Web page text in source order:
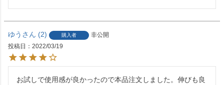
ゆう 2 購入者
非公開
投稿日
2022/03/19
お試しで使用感が良かったので本品注文しました。伸びも良